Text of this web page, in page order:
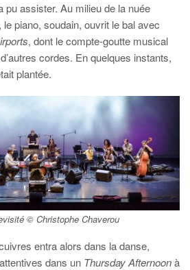
pu assister. Au milieu de la nuée
piano, soudain, ouvrit le bal avec
, dont le compte-goutte musical
cordes. En quelques instants,
plantée.
© Christophe Chaverou
entra alors dans la danse,
dans un Thursday Afternoonà